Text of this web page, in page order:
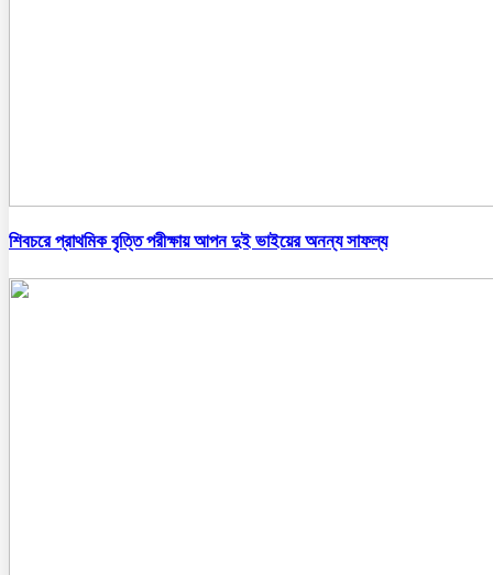
শিবচরে প্রাথমিক বৃত্তি পরীক্ষায় আপন দুই ভাইয়ের অনন্য সাফল্য